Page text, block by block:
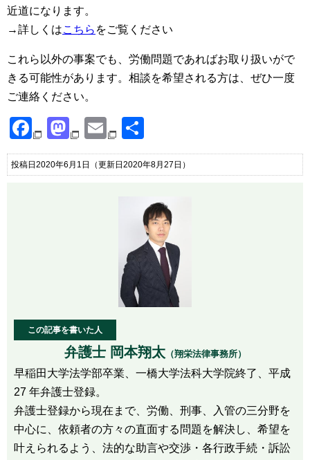
近道になります。
→詳しくはこちら をご覧ください
これら以外の事案でも、労働問題であればお取り扱いがで
きる可能性があります。相談を希望される方は、ぜひ一度
ご連絡ください。
Facebook
Mastodon
Email
有
投稿日2020年6月1日 （更新日2020年8月27日）
この記事を書いた人
弁護士 岡本翔太（翔栄法律事務所）
早稲田大学法学部卒業、一橋大学法科大学院終了、平成
27 年弁護士登録。
弁護士登録から現在まで、労働、刑事、入管の三分野を
中心に、依頼者の方々の直面する問題を解決し、希望を
叶えられるよう、法的な助言や交渉・各行政手続・訴訟